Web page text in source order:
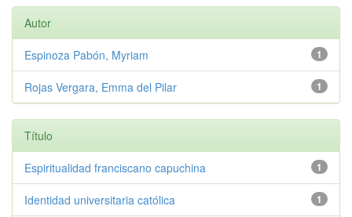
Autor
1
Espinoza Pabón, Myriam
1
Rojas Vergara, Emma del Pilar
Título
1
Espiritualidad franciscano capuchina
1
Identidad universitaria católica